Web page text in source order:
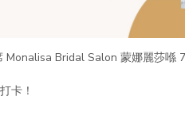
Bridal Salon 蒙娜麗莎喺
卡！